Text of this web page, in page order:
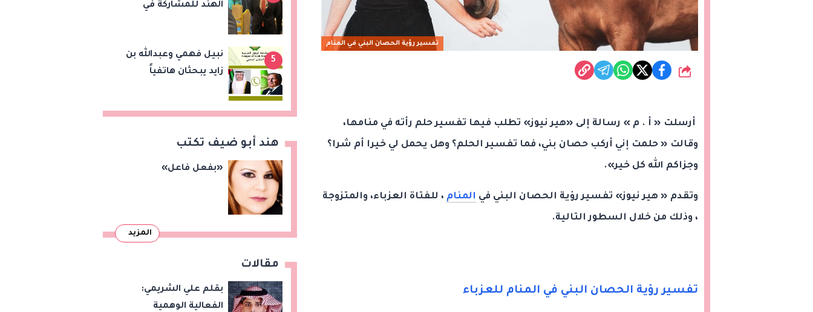
تفسير رؤية الحصان البني في المنام
شارك
أرسلت « أ . م » رسالة إلى «هير نيوز» تطلب فيها تفسير حلم رأته في منامها،
وقالت « حلمت إني أركب حصان بني، فما تفسير الحلم؟ وهل يحمل لي خيرا أم شرا؟
وجزاكم الله كل خير».
وتقدم « هير نيوز» تفسير رؤية الحصان البني في المنام ، للفتاة العزباء، والمتزوجة
، وذلك من خلال السطور التالية.
تفسير رؤية الحصان البني في المنام للعزباء
الهند للمشاركة في
التعاون التجاري
والاستثماري
5
نبيل فهمي وعبدالله بن
زايد يبحثان هاتفياً
هند أبو ضيف تكتب
«بفعل فاعل»
المزيد
مقالات
بقلم علي الشريمي:
الفعالية الوهمية